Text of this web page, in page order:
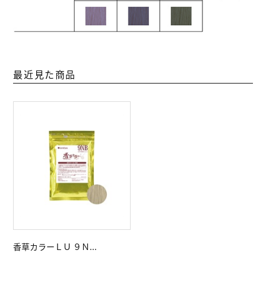
最近見た商品
香草カラーＬＵ ９Ｎ...